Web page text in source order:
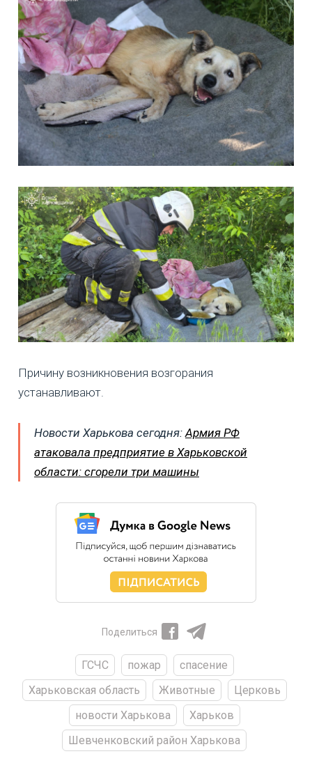
Причину возникновения возгорания
устанавливают.
Новости Харькова сегодня: Армия РФ
атаковала предприятие в Харьковской
области: сгорели три машины
Поделиться
ГСЧС пожар
спасение
Харьковская область
Животные
Церковь
новости Харькова
Харьков
Шевченковский район Харькова